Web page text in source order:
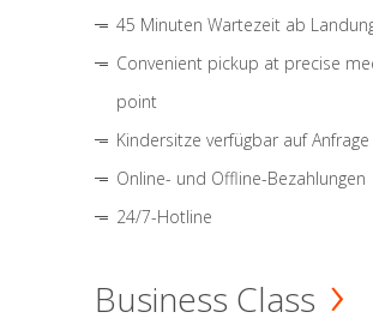
45 Minuten Wartezeit ab
Convenient pickup at precise
point
Kindersitze verfügbar auf Anfrage
Online- und Offline-Bezahlungen
24/7-Hotline
Business Class